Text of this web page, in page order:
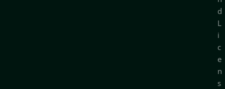
d
L
i
c
e
n
s